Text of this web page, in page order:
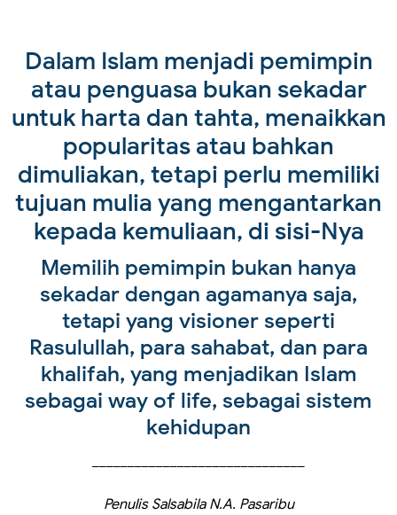
Dalam Islam menjadi pemimpin
atau penguasa bukan sekadar
untuk harta dan tahta, menaikkan
popularitas atau bahkan
dimuliakan, tetapi perlu memiliki
tujuan mulia yang mengantarkan
kepada kemuliaan, di sisi-Nya
Memilih pemimpin bukan hanya
sekadar dengan agamanya saja,
tetapi yang visioner seperti
Rasulullah, para sahabat, dan para
khalifah, yang menjadikan Islam
sebagai way of life, sebagai sistem
kehidupan
Penulis Salsabila N.A. Pasaribu